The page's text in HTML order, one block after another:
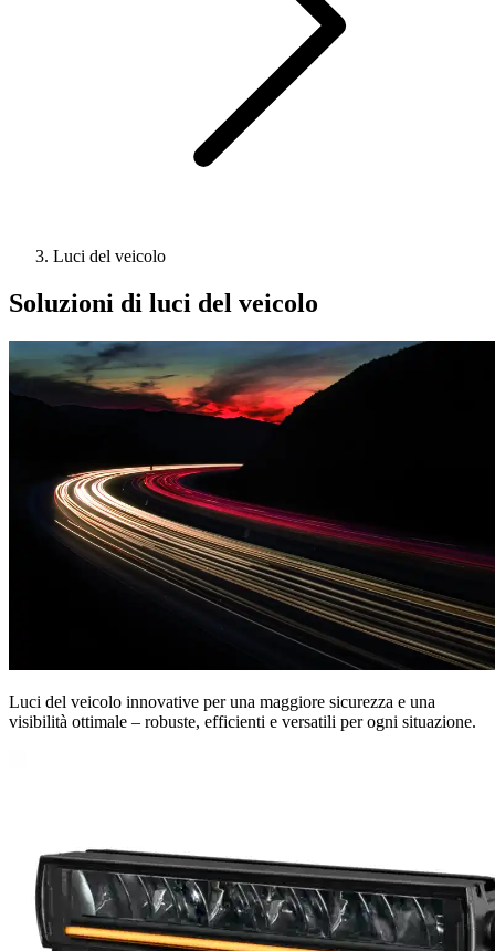
Luci del veicolo
Soluzioni di luci del veicolo
Luci del veicolo innovative per una maggiore sicurezza e una
visibilità ottimale – robuste, efficienti e versatili per ogni situazione.